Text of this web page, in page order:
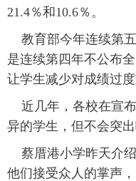
富媒体 摄影
新华电视中文
21.4％和10.6％。
教育部今年连续第
是连续第四年不公布
让学生减少对成绩过度
近几年，各校在宣
异的学生，但不会突出
蔡厝港小学昨天介
他们接受众人的掌声